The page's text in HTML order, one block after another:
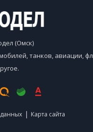
(Омск)
танков, авиации,
| Карта сайта